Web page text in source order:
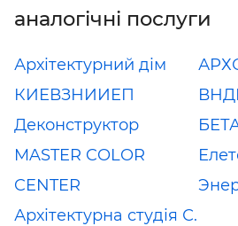
аналогічні послуги
Архітектурний дім
КИЕВЗНИИЕП
Деконструктор
MASTER COLOR
CENTER
Архітектурна студія С.